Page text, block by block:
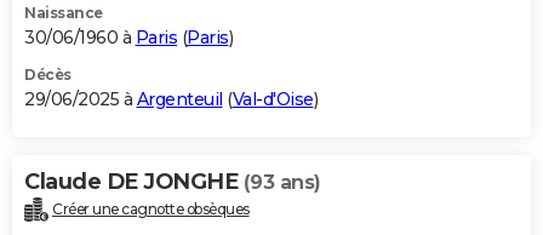
Naissance
30/06/1960 à Paris (Paris)
Décès
29/06/2025 à Argenteuil (Val-d'Oise)
Claude DE JONGHE (93 ans)
Créer une cagnotte obsèques